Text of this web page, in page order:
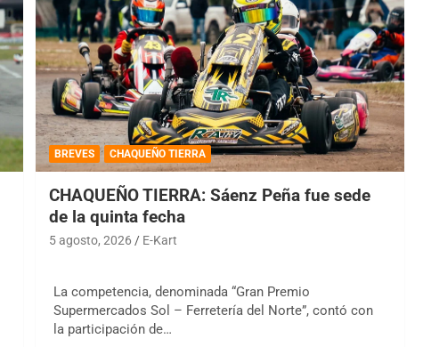
BREVES CHAQUEÑO TIERRA
CHAQUEÑO TIERRA: Sáenz Peña fue sede
de la quinta fecha
5 agosto, 2026 E-Kart
La competencia, denominada “Gran Premio
Supermercados Sol – Ferretería del Norte”, contó con
la participación de…